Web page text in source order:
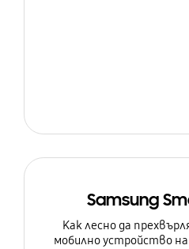
Samsung
Как лесно да
мобилно устройство